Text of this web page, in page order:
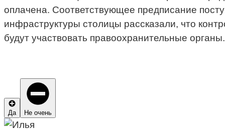
оплачена. Соответствующее предписание
инфраструктуры столицы рассказали, что
будут участвовать правоохранительные органы.
Да Не очень